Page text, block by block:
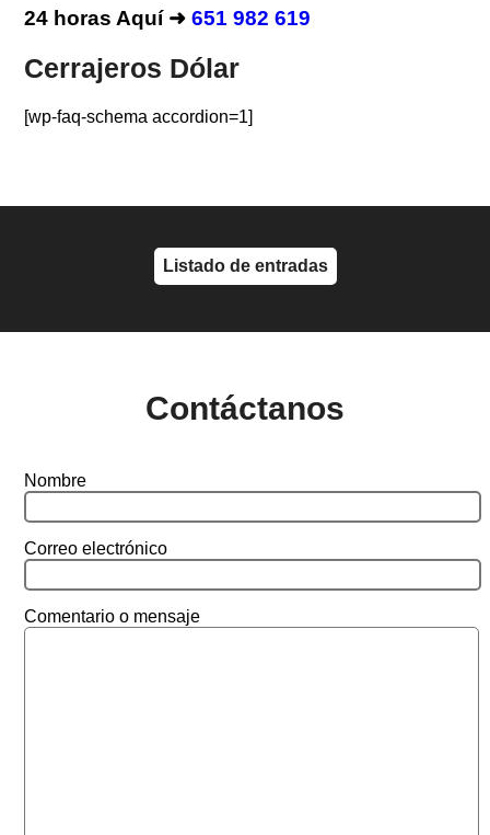
24 horas Aquí ➜651 982 619
Cerrajeros Dólar
[wp-faq-schema accordion=1]
Listado de entradas
Contáctanos
Nombre
Correo electrónico
Comentario o mensaje